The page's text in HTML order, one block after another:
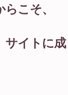
こそ、
イトに成